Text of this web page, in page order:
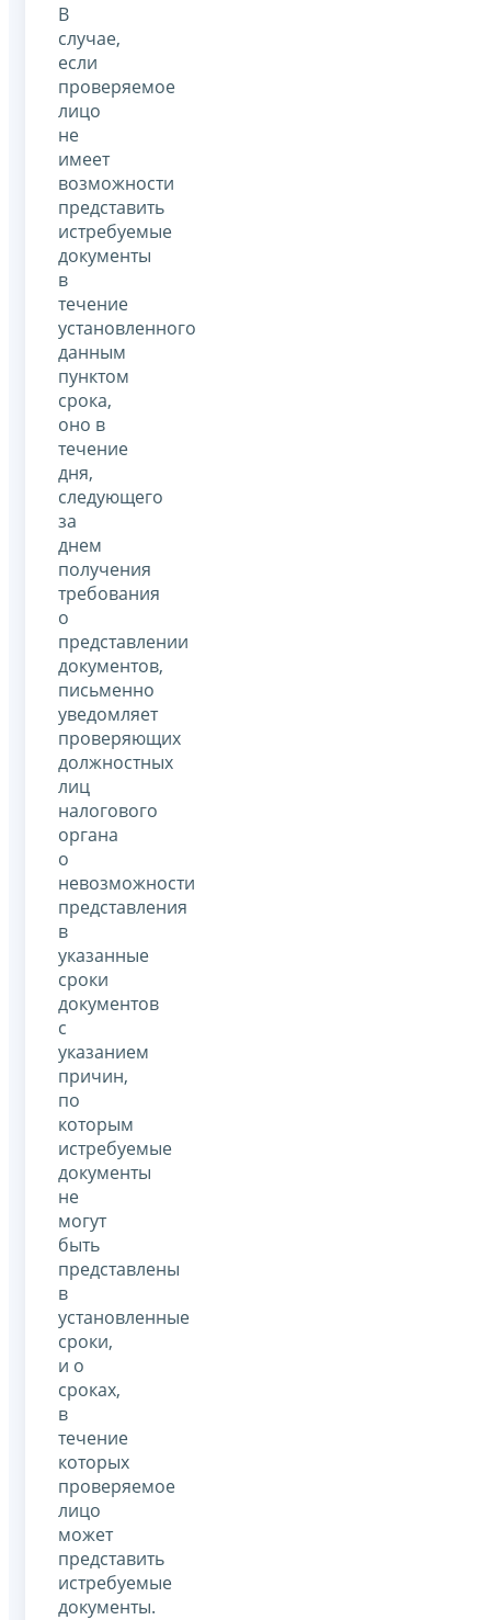
В
случае,
если
проверяемое
лицо
не
имеет
возможности
представить
истребуемые
документы
в
течение
установленного
данным
пунктом
срока,
оно в
течение
дня,
следующего
за
днем
получения
требования
о
представлении
документов,
письменно
уведомляет
проверяющих
должностных
лиц
налогового
органа
о
невозможности
представления
в
указанные
сроки
документов
с
указанием
причин,
по
которым
истребуемые
документы
не
могут
быть
представлены
в
установленные
сроки,
и о
сроках,
в
течение
которых
проверяемое
лицо
может
представить
истребуемые
документы.